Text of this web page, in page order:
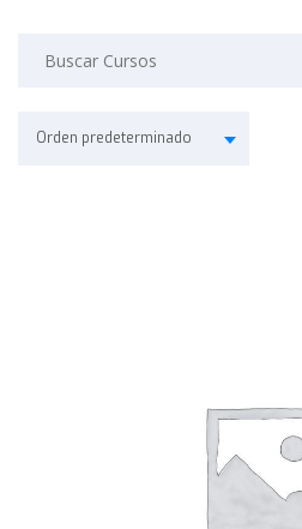
Orden predeterminado